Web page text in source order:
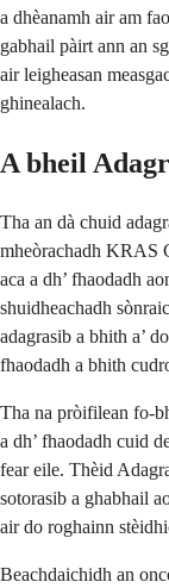
a dhèanamh air am
gabhail pàirt ann an
air leigheasan
ghinealach.
A bheil
Tha an dà chuid
mheòrachadh KRAS
aca a dh’ fhaodadh
shuidheachadh
adagrasib a bhith a’
fhaodadh a bhith
Tha na pròifilean fo-
a dh’ fhaodadh cuid
fear eile. Thèid
sotorasib a ghabhail
air do roghainn
Beachdaichidh an